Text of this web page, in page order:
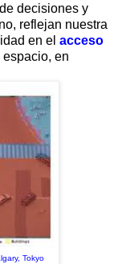
decisiones y
reflejan nuestra
en el acceso
en
y, Tokyo